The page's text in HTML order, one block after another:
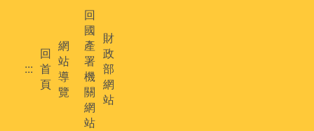
:::
回
首
頁
網
站
導
覽
回
國
產
署
機
關
網
站
財
政
部
網
站